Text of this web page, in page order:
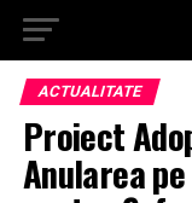
ACTUALITATE
Proiect
Anularea